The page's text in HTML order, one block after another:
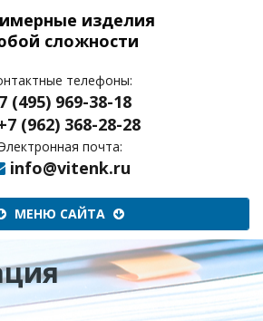
изделия
сложности
телефоны:
(495) 969-38-18
(962) 368-28-28
почта:
info@vitenk.ru
МЕНЮ САЙТА Меню
сайта